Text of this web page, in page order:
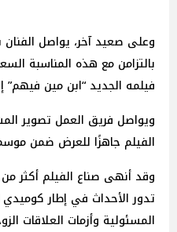
وعلى صعيد آخر، يواصل
بالتزامن مع هذه المناسبة
فيلمه الجديد “ابن مين
ويواصل فريق العمل تصوير
الفيلم جاهزًا للعرض ضمن
تدور الأحداث في إطار
المسئولية وأزمات العلاقات